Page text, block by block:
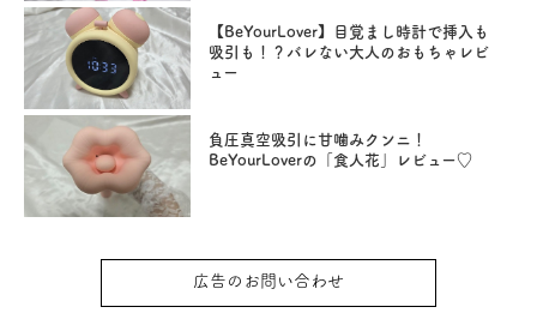
【BeYourLover】目覚まし時計で挿入も
吸引も！？バレない大人のおもちゃレビ
ュー
負圧真空吸引に甘噛みクンニ！
BeYourLoverの「食人花」レビュー♡
広告のお問い合わせ